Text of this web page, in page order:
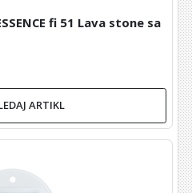
fi 51 Lava stone sa
ARTIKL